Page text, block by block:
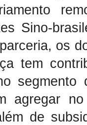
Sino-
os
tem
agregar
de